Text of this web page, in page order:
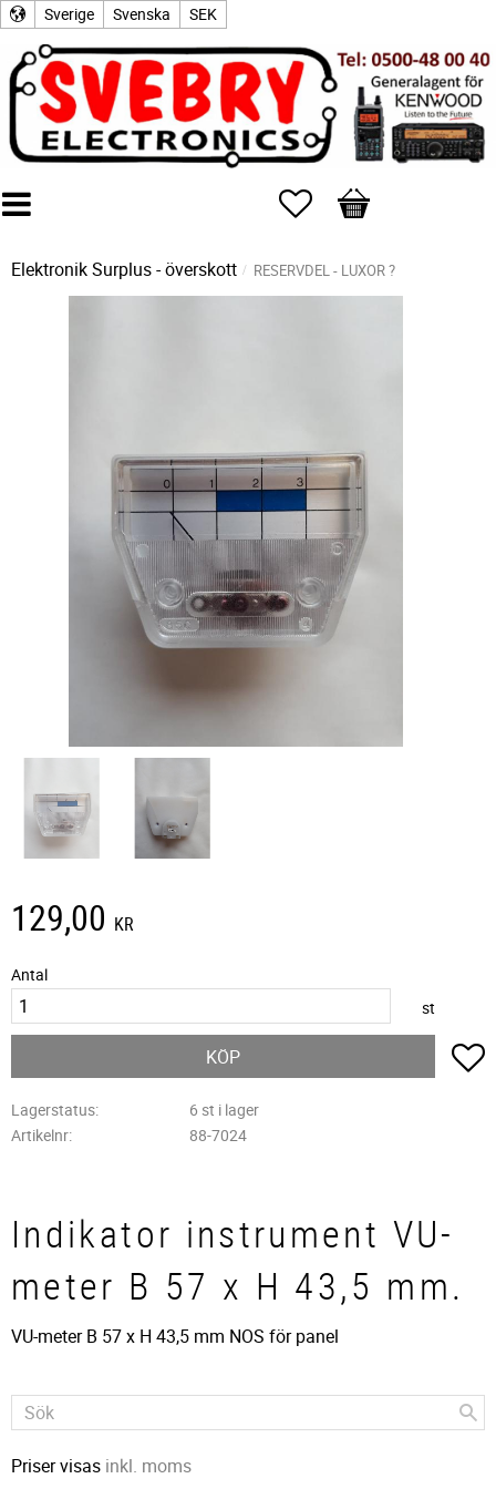
Sverige Svenska SEK
Favoriter
Kundvagn
Elektronik Surplus - överskott RESERVDEL - LUXOR ?
129,00 KR
Antal
st
KÖP
Lagerstatus
6 st i lager
Artikelnr
88-7024
Indikator instrument VU-
meter B 57 x H 43,5 mm.
VU-meter B 57 x H 43,5 mm NOS för panel
Priser visas inkl. moms